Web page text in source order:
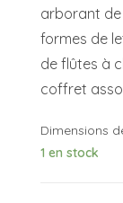
arborant de
formes de
de flûtes à
coffret
Dimensions
1 en stock